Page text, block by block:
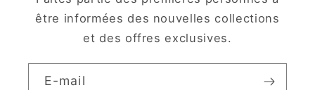
être informées des nouvelles collections
et des offres exclusives.
E-mail